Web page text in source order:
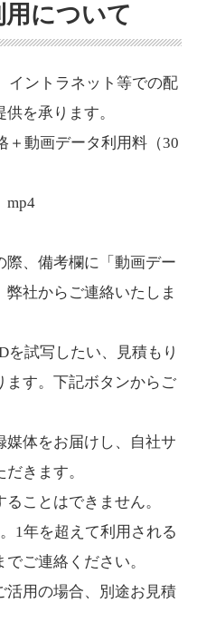
について
イントラネット等での配
を承ります。
＋動画データ利用料（30
mp4
際、備考欄に「動画デー
社からご連絡いたしま
を試写したい、見積もり
ます。下記ボタンからご
媒体をお届けし、自社サ
きます。
ことはできません。
1年を超えて利用される
ご連絡ください。
活用の場合、別途お見積